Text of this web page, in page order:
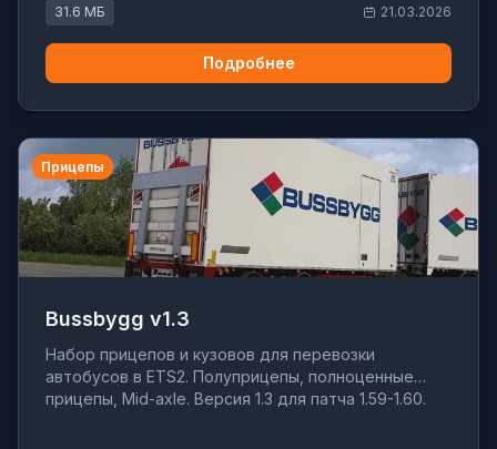
31.6 МБ 21.03.2026
Подробнее
Прицепы
Bussbygg v1.3
Набор прицепов и кузовов для перевозки
автобусов в ETS2. Полуприцепы, полноценные
прицепы, Mid-axle. Версия 1.3 для патча 1.59-1.60.